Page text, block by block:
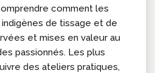
comment les
de tissage et de
et mises en valeur au
passionnés. Les plus
des ateliers pratiques,